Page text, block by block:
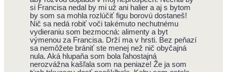
si Francisa nedal by mi už ani halier a aj s bytom
by som sa mohla rozlúčiť figu borovú dostaneš!
Nič sa nedá robiť voči takémuto nechutnému
vydieraniu som bezmocná: alimenty a byt
výmenou za Francisa. Drží ma v hrsti. Bez peňazí
sa nemôžete brániť ste menej než nič obyčajná
nula. Aká hlupaňa som bola ľahostajná
nerozvážna kašľala som na peniaze! Že ja som